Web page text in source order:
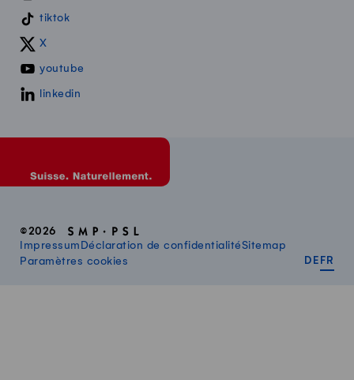
tiktok
X
youtube
linkedin
©2026
Impressum Déclaration de confidentialitéSitemap
Paramètres cookies
DE FR